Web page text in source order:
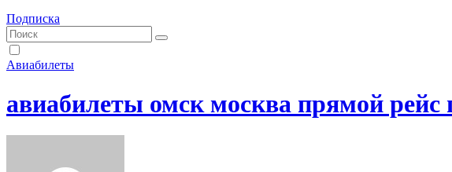
Подписка
Авиабилеты
авиабилеты омск москва прямой рейс